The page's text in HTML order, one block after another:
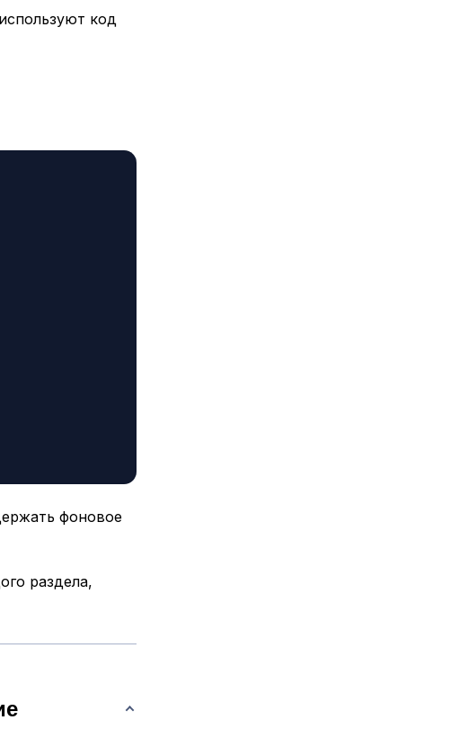
код
фоновое
раздела,